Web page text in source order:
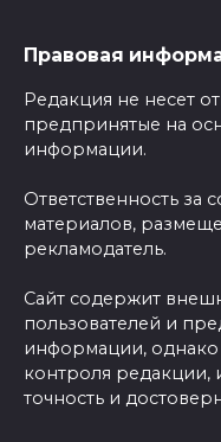
Правовая
Редакция не несет
предпринятые на
информации.
Ответственность
материалов,
рекламодатель.
Сайт содержит
пользователей и
информации, однако
контроля редакции,
точность и